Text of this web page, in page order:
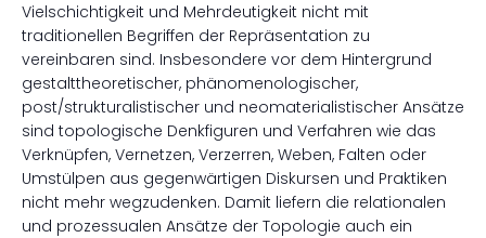
Vielschichtigkeit und Mehrdeutigkeit nicht mit
traditionellen Begriffen der Repräsentation zu
vereinbaren sind. Insbesondere vor dem Hintergrund
gestalttheoretischer, phänomenologischer,
post/strukturalistischer und neomaterialistischer Ansätze
sind topologische Denkfiguren und Verfahren wie das
Verknüpfen, Vernetzen, Verzerren, Weben, Falten oder
Umstülpen aus gegenwärtigen Diskursen und Praktiken
nicht mehr wegzudenken. Damit liefern die relationalen
und prozessualen Ansätze der Topologie auch ein